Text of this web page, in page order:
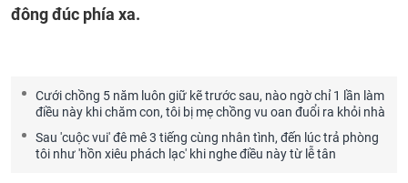
đông đúc phía xa.
Cưới chồng 5 năm luôn giữ kẽ trước sau, nào ngờ chỉ 1 lần làm
điều này khi chăm con, tôi bị mẹ chồng vu oan đuổi ra khỏi nhà
Sau 'cuộc vui' đê mê 3 tiếng cùng nhân tình, đến lúc trả phòng
tôi như 'hồn xiêu phách lạc' khi nghe điều này từ lễ tân